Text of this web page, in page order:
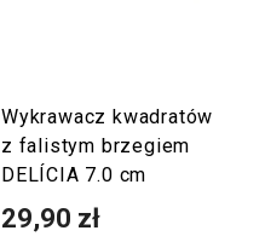
Wykrawacz kwadratów
z falistym brzegiem
DELÍCIA 7.0 cm
29,90 zł